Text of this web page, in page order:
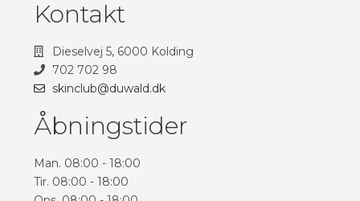
Kontakt
Dieselvej 5, 6000 Kolding
702 702 98
skinclub@duwald.dk
Åbningstider
Man. 08:00 - 18:00
Tir. 08:00 - 18:00